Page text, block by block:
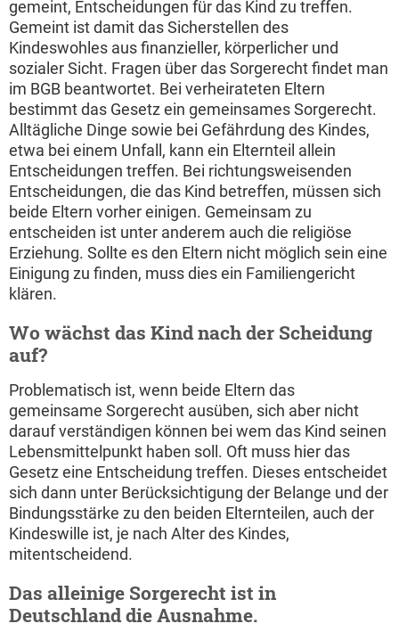
gemeint, Entscheidungen für das Kind zu treffen.
Gemeint ist damit das Sicherstellen des
Kindeswohles aus finanzieller, körperlicher und
sozialer Sicht. Fragen über das Sorgerecht findet man
im BGB beantwortet. Bei verheirateten Eltern
bestimmt das Gesetz ein gemeinsames Sorgerecht.
Alltägliche Dinge sowie bei Gefährdung des Kindes,
etwa bei einem Unfall, kann ein Elternteil allein
Entscheidungen treffen. Bei richtungsweisenden
Entscheidungen, die das Kind betreffen, müssen sich
beide Eltern vorher einigen. Gemeinsam zu
entscheiden ist unter anderem auch die religiöse
Erziehung. Sollte es den Eltern nicht möglich sein eine
Einigung zu finden, muss dies ein Familiengericht
klären.
Wo wächst das Kind nach der Scheidung
auf?
Problematisch ist, wenn beide Eltern das
gemeinsame Sorgerecht ausüben, sich aber nicht
darauf verständigen können bei wem das Kind seinen
Lebensmittelpunkt haben soll. Oft muss hier das
Gesetz eine Entscheidung treffen. Dieses entscheidet
sich dann unter Berücksichtigung der Belange und der
Bindungsstärke zu den beiden Elternteilen, auch der
Kindeswille ist, je nach Alter des Kindes,
mitentscheidend.
Das alleinige Sorgerecht ist in
Deutschland die Ausnahme.